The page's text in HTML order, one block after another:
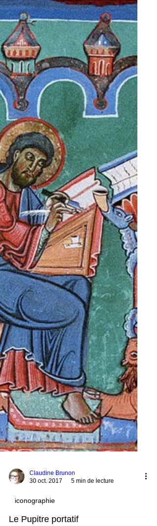
assise. Cela, les enlumineurs ne le peignent
pas systématiquement. Voici quelques
exemples selon le type de siège associé et
lorsque que…
Claudine Brunon
30 oct. 2017
5 min de lecture